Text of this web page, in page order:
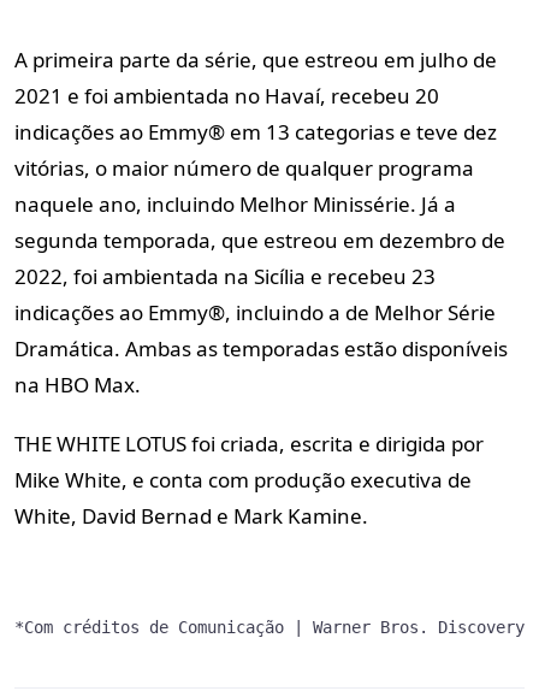
A primeira parte da série, que estreou em julho de
2021 e foi ambientada no Havaí, recebeu 20
indicações ao Emmy® em 13 categorias e teve dez
vitórias, o maior número de qualquer programa
naquele ano, incluindo Melhor Minissérie. Já a
segunda temporada, que estreou em dezembro de
2022, foi ambientada na Sicília e recebeu 23
indicações ao Emmy®, incluindo a de Melhor Série
Dramática. Ambas as temporadas estão disponíveis
na HBO Max.
THE WHITE LOTUSfoi criada, escrita e dirigida por
Mike White, e conta com produção executiva de
White, David Bernad e Mark Kamine.
*Com créditos de Comunicação | Warner Bros.